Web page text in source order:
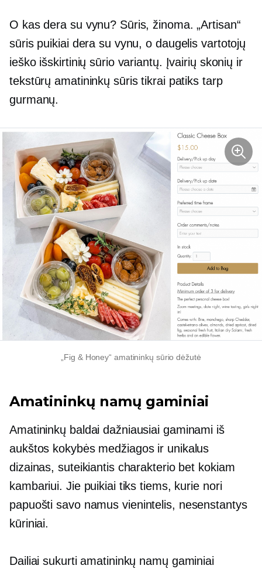
O kas dera su vynu? Sūris, žinoma. „Artisan“
sūris puikiai dera su vynu, o daugelis vartotojų
ieško išskirtinių sūrio variantų. Įvairių skonių ir
tekstūrų amatininkų sūris tikrai patiks tarp
gurmanų.
„Fig & Honey“ amatininkų sūrio dėžutė
Amatininkų namų gaminiai
Amatininkų baldai dažniausiai gaminami iš
aukštos kokybėsmedžiagos ir unikalus
dizainas, suteikiantis charakterio bet kokiam
kambariui. Jie puikiai tiks tiems, kurie nori
papuošti savo namus vienintelis, nesenstantys
kūriniai.
Dailiai sukurti amatininkų namų gaminiai